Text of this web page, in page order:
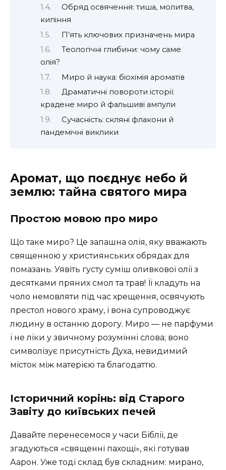
Обряд освячення: тиша, молитва,
кипіння
П’ять ключових призначень мира
Теологічні глибини: чому саме
олія?
Миро й наука: біохімія ароматів
Драматичні повороти історії:
крадене миро й фальшиві ампули
Сучасність: скляні флакони й
пандемічні виклики
Аромат, що поєднує небо й
землю: тайна святого мира
Простою мовою про миро
Що таке миро? Це запашна олія, яку вважають
священною у християнських обрядах для
помазань. Уявіть густу суміш оливкової олії з
десятками пряних смол та трав! Її кладуть на
чоло немовляти під час хрещення, освячують
престол нового храму, і вона супроводжує
людину в останню дорогу. Миро — не парфуми
і не ліки у звичному розумінні слова; воно
символізує присутність Духа, невидимий
місток між матерією та благодаттю.
Історичний корінь: від Старого
Завіту до київських печей
Давайте перенесемося у часи Біблії, де
згадуються «священні пахощі», які готував
Аарон. Уже тоді склад був складним: мирано,